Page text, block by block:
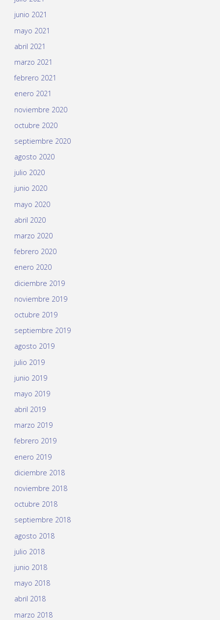
junio 2021
mayo 2021
abril 2021
marzo 2021
febrero 2021
enero 2021
noviembre 2020
octubre 2020
septiembre 2020
agosto 2020
julio 2020
junio 2020
mayo 2020
abril 2020
marzo 2020
febrero 2020
enero 2020
diciembre 2019
noviembre 2019
octubre 2019
septiembre 2019
agosto 2019
julio 2019
junio 2019
mayo 2019
abril 2019
marzo 2019
febrero 2019
enero 2019
diciembre 2018
noviembre 2018
octubre 2018
septiembre 2018
agosto 2018
julio 2018
junio 2018
mayo 2018
abril 2018
marzo 2018